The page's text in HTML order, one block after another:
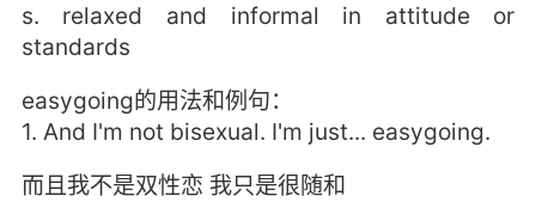
s. relaxed and informal in attitude or
standards
easygoing的用法和例句：
1. And I'm not bisexual. I'm just... easygoing.
而且我不是双性恋 我只是很随和